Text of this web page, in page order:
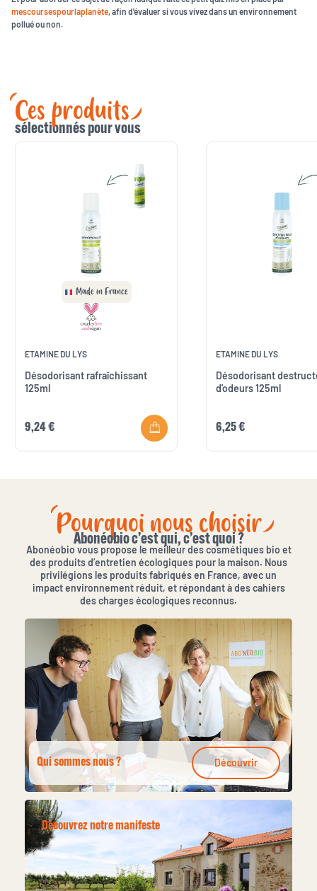
mescoursespourlaplanète , afin d'évaluer si vous vivez dans un environnement
pollué ou non.
Ces produits
sélectionnés pour vous
Made in France
ETAMINE DU LYS
Désodorisant rafraîchissant
125ml
9,24 €
ETAMINE DU LYS
Désodorisant
d'odeurs 125ml
6,25 €
Pourquoi nous choisir
Abonéobio c’est qui, c’est quoi ?
Abonéobio vous propose le meilleur des cosmétiques bio et
des produits d’entretien écologiques pour la maison. Nous
privilégions les produits fabriqués en France, avec un
impact environnement réduit, et répondant à des cahiers
des charges écologiques reconnus.
Qui sommes nous ? Découvrir
Découvrez notre manifeste